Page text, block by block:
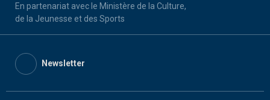
En partenariat avec le Ministère de la Culture,
de la Jeunesse et des Sports
Newsletter